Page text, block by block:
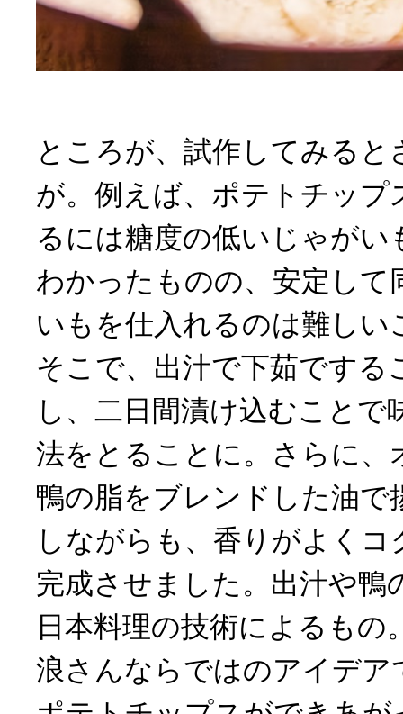
ところが、試作してみると
が。例えば、ポテトチップ
るには糖度の低いじゃがい
わかったものの、安定して
いもを仕入れるのは難しい
そこで、出汁で下茹でする
し、二日間漬け込むことで
法をとることに。さらに、
鴨の脂をブレンドした油で
しながらも、香りがよく
完成させました。出汁や鴨
日本料理の技術によるもの
浪さんならではのアイデア